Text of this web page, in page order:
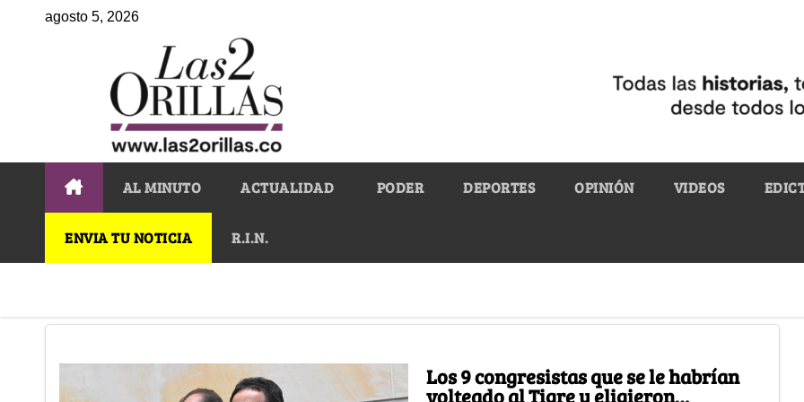
agosto 5, 2026
AL MINUTO ACTUALIDAD PODER DEPORTES OPINIÓN VIDEOS
ENVIA TU NOTICIA R.I.N.
Los 9 congresistas que se le habrían
volteado al Tigre y eligieron